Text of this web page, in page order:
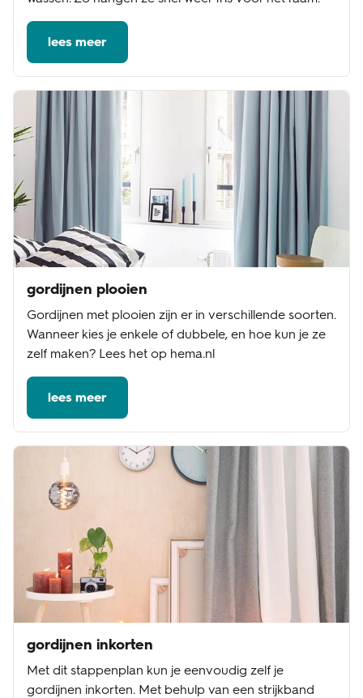
lees meer
gordijnen plooien
Gordijnen met plooien zijn er in verschillende soorten.
Wanneer kies je enkele of dubbele, en hoe kun je ze
zelf maken? Lees het op hema.nl
lees meer
gordijnen inkorten
Met dit stappenplan kun je eenvoudig zelf je
gordijnen inkorten. Met behulp van een strijkband